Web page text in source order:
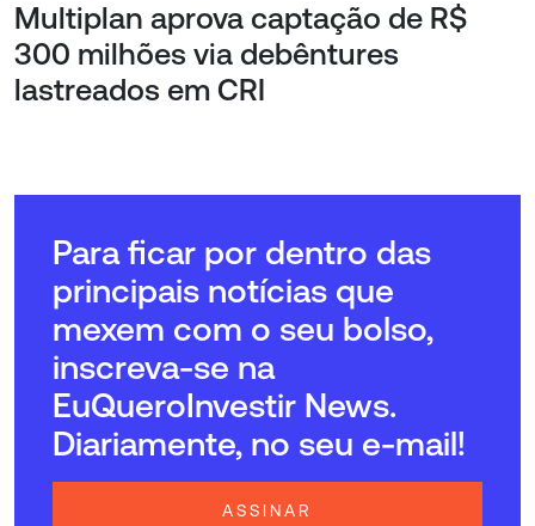
Multiplan aprova captação de R$
300 milhões via debêntures
lastreados em CRI
Para ficar por dentro das
principais notícias que
mexem com o seu bolso,
inscreva-se na
EuQueroInvestir News.
Diariamente, no seu e-mail!
ASSINAR